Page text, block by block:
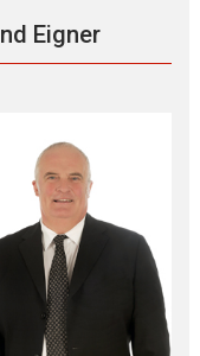
Eigner